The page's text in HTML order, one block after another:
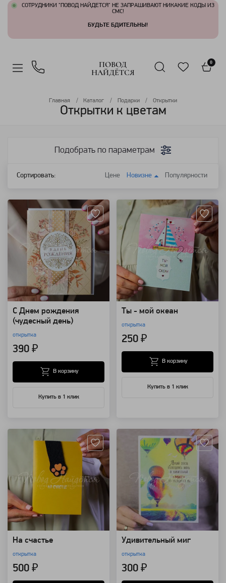
СОТРУДНИКИ "ПОВОД НАЙДЕТСЯ" НЕ ЗАПРАШИВАЮТ НИКАКИЕ КОДЫ ИЗ
СМС!
БУДЬТЕ БДИТЕЛЬНЫ!
ПОВОД
НАЙДЁТСЯ
0
Главная Каталог Подарки Открытки
Открытки к цветам
Подобрать по параметрам
Сортировать: Цене Новизне Популярности
С Днем рождения
(чудесный день)
открытка
390 ₽
Купить в 1 клик
В корзину
Ты - мой океан
открытка
250 ₽
Купить в 1 клик
В корзину
На счастье
открытка
500 ₽
Удивительный миг
открытка
300 ₽